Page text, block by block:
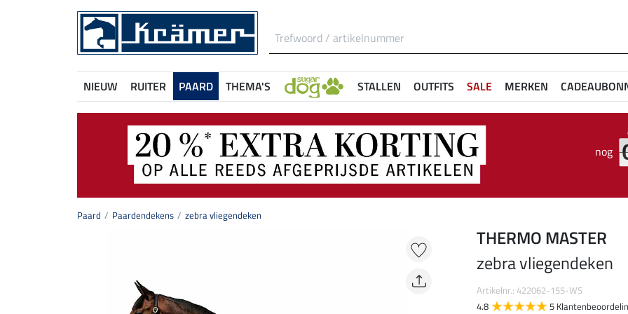
NIEUW RUITER PAARD THEMA'S STALLEN OUTFITS SALE MERKEN
nog
Paard Paardendekens zebra vliegendeken
THERMO MASTER
zebra vliegendeken
Artikelnr.: 422062-155-WS
4.8
5